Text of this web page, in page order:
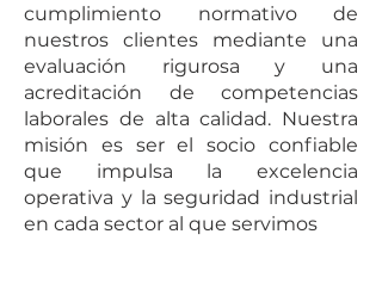
cumplimiento normativo de
nuestros clientes mediante una
evaluación rigurosa y una
acreditación de competencias
laborales de alta calidad. Nuestra
misión es ser el socio confiable
que impulsa la excelencia
operativa y la seguridad industrial
en cada sector al que servimos